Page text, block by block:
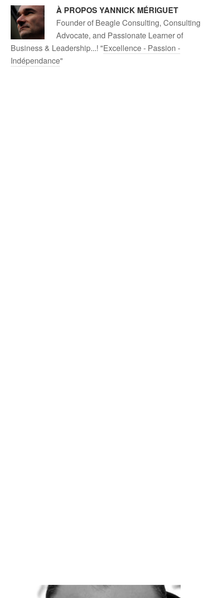
À PROPOSYANNICK MÉRIGUET
Founder of Beagle Consulting, Consulting
Advocate, and Passionate Learner of
Business & Leadership...! "Excellence - Passion -
Indépendance"